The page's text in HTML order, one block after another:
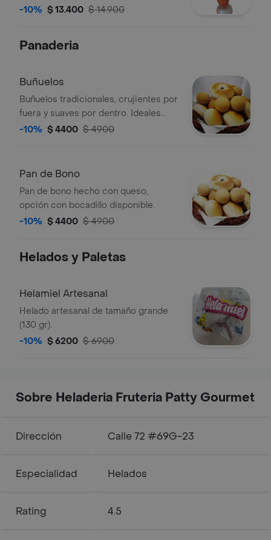
de decoración.
-10% $ 13.400 $ 14.900
Panaderia
Buñuelos
Buñuelos tradicionales, crujientes por
fuera y suaves por dentro. Ideales
para acompañar con café o chocolate
-10% $ 4400 $ 4900
Pan de Bono
Pan de bono hecho con queso,
opción con bocadillo disponible.
-10% $ 4400 $ 4900
Helados y Paletas
Helamiel Artesanal
Helado artesanal de tamaño grande
(130 gr).
-10% $ 6200 $ 6900
Sobre Heladeria Fruteria Patty Gourmet
Dirección Calle 72 #69G-23
Especialidad Helados
Rating 4.5